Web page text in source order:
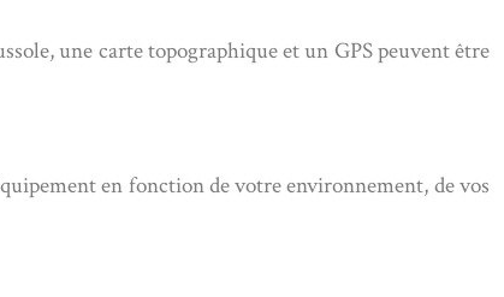
une carte topographique et un GPS peuvent être
en fonction de votre environnement, de vos